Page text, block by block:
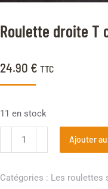
Roulette droite T
24.90 € TTC
11 en stock
Ajouter
Catégories : Les roulettes